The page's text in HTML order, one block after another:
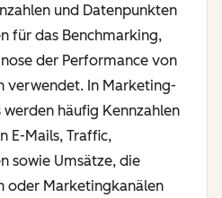
und Datenpunkten
für das Benchmarking,
der Performance von
verwendet. In Marketing-
häufig Kennzahlen
E-Mails, Traffic,
sowie Umsätze, die
oder Marketingkanälen